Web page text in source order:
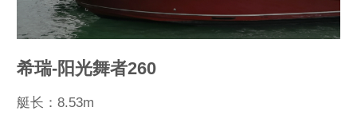
希瑞-阳光舞者260
艇长：8.53m